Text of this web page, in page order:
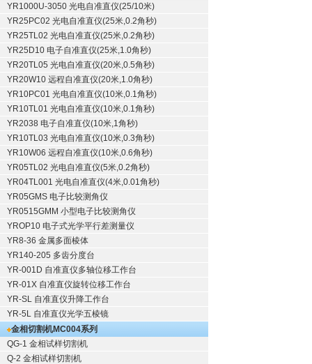
YR1000U-3050 光电自准直仪(25/10米)
YR25PC02 光电自准直仪(25米,0.2角秒)
YR25TL02 光电自准直仪(25米,0.2角秒)
YR25D10 电子自准直仪(25米,1.0角秒)
YR20TL05 光电自准直仪(20米,0.5角秒)
YR20W10 远程自准直仪(20米,1.0角秒)
YR10PC01 光电自准直仪(10米,0.1角秒)
YR10TL01 光电自准直仪(10米,0.1角秒)
YR2038 电子自准直仪(10米,1角秒)
YR10TL03 光电自准直仪(10米,0.3角秒)
YR10W06 远程自准直仪(10米,0.6角秒)
YR05TL02 光电自准直仪(5米,0.2角秒)
YR04TL001 光电自准直仪(4米,0.01角秒)
YR05GMS 电子比较测角仪
YR0515GMM 小型电子比较测角仪
YROP10 电子式光学平行差测量仪
YR8-36 金属多面棱体
YR140-205 多齿分度台
YR-001D 自准直仪多轴位移工作台
YR-01X 自准直仪旋转位移工作台
YR-SL 自准直仪升降工作台
YR-5L 自准直仪光学五棱镜
金相切割机MC004系列
QG-1 金相试样切割机
Q-2 金相试样切割机